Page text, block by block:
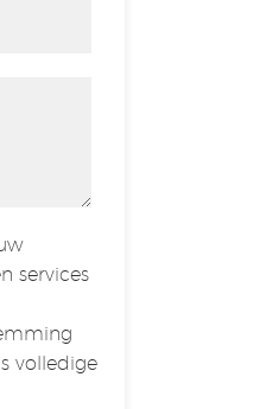
services
volledige